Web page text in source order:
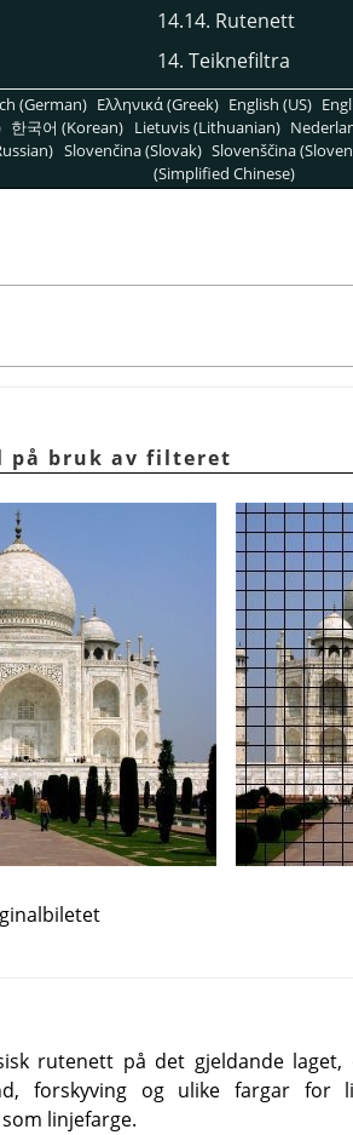
14.14. Rutenett
14. Teiknefiltra
(German) Ελληνικά (Greek) English (US)
한국어 (Korean) Lietuvis (Lithuanian)
Slovenčina (Slovak) Slovenščina
(Simplified Chinese)
på bruk av filteret
rutenett på det gjeldande
forskyving og ulike fargar for
linjefarge.